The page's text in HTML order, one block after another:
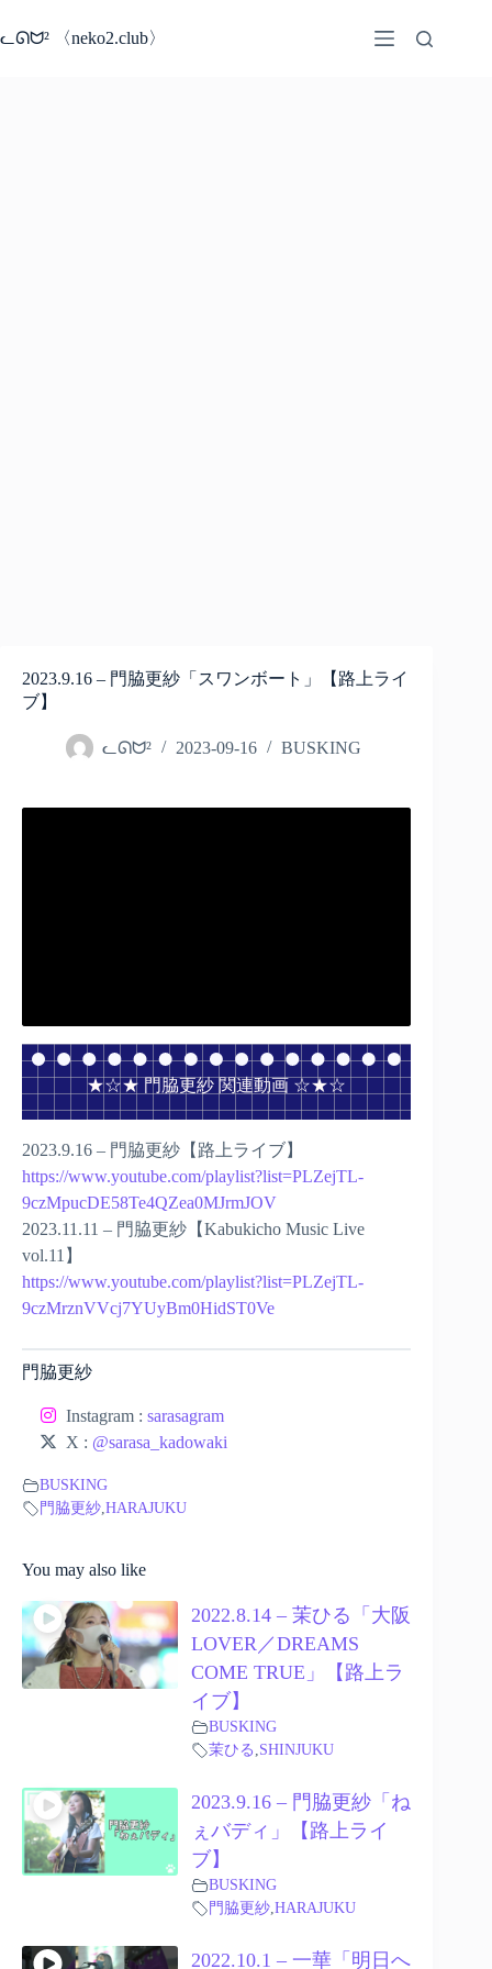
ン
ᓚᘏᗢ² 〈neko2.club〉
2023.9.16 – 門脇更紗「スワンボート」【路上ライ
ブ】
ᓚᘏᗢ² 2023-09-16 BUSKING
★☆★ 門脇更紗 関連動画 ☆★☆
2023.9.16 – 門脇更紗【路上ライブ】
https://www.youtube.com/playlist?list=PLZejTL-
9czMpucDE58Te4QZea0MJrmJOV
2023.11.11 – 門脇更紗【Kabukicho Music Live
vol.11】
https://www.youtube.com/playlist?list=PLZejTL-
9czMrznVVcj7YUyBm0HidST0Ve
門脇更紗
Instagram : sarasagram
X : @sarasa_kadowaki
BUSKING
門脇更紗 HARAJUKU
You may also like
2022.8.14 – 茉ひる「大阪
LOVER／DREAMS
COME TRUE」【路上ラ
イブ】
BUSKING
茉ひる SHINJUKU
2023.9.16 – 門脇更紗「ね
ぇバディ」【路上ライ
ブ】
BUSKING
門脇更紗, HARAJUKU
2022.10.1 – 一華「明日へ